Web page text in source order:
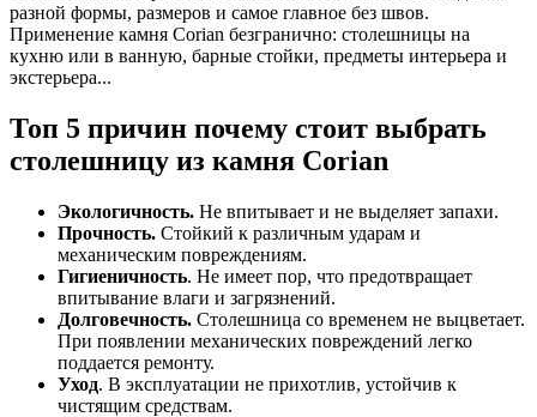
разной формы, размеров и самое главное без швов.
Применение камня Corian безгранично: столешницы на
кухню или в ванную, барные стойки, предметы интерьера и
экстерьера...
Топ 5 причин почему стоит выбрать
столешницу из камня Corian
Экологичность. Не впитывает и не выделяет запахи.
Прочность. Стойкий к различным ударам и
механическим повреждениям.
Гигиеничность. Не имеет пор, что предотвращает
впитывание влаги и загрязнений.
Долговечность. Столешница со временем не выцветает.
При появлении механических повреждений легко
поддается ремонту.
Уход. В эксплуатации не прихотлив, устойчив к
чистящим средствам.